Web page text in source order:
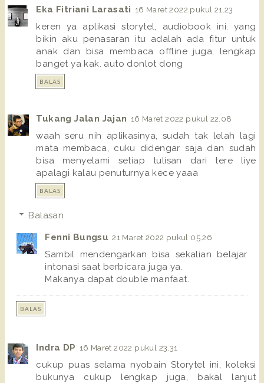
Eka Fitriani Larasati 16 Maret 2022 pukul 21.23
keren ya aplikasi storytel, audiobook ini. yang
bikin aku penasaran itu adalah ada fitur untuk
anak dan bisa membaca offline juga, lengkap
banget ya kak. auto donlot dong
BALAS
Tukang Jalan Jajan 16 Maret 2022 pukul 22.08
waah seru nih aplikasinya, sudah tak lelah lagi
mata membaca, cuku didengar saja dan sudah
bisa menyelami setiap tulisan dari tere liye
apalagi kalau penuturnya kece yaaa
BALAS
Balasan
Fenni Bungsu 21 Maret 2022 pukul 05.26
Sambil mendengarkan bisa sekalian belajar
intonasi saat berbicara juga ya.
Makanya dapat double manfaat.
BALAS
Indra DP 16 Maret 2022 pukul 23.31
cukup puas selama nyobain Storytel ini, koleksi
bukunya cukup lengkap juga, bakal lanjut